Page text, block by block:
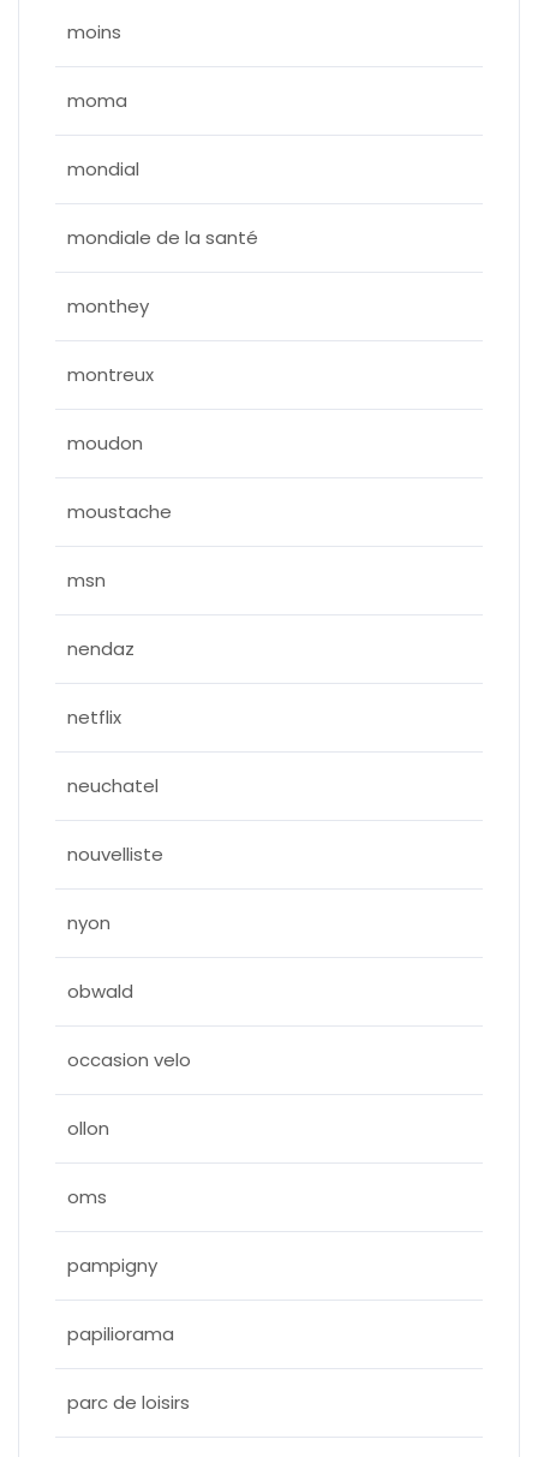
moins
moma
mondial
mondiale de la santé
monthey
montreux
moudon
moustache
msn
nendaz
netflix
neuchatel
nouvelliste
nyon
obwald
occasion velo
ollon
oms
pampigny
papiliorama
parc de loisirs